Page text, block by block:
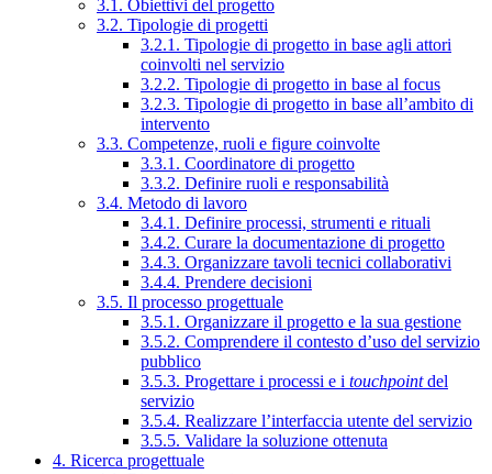
3.1. Obiettivi del progetto
3.2. Tipologie di progetti
3.2.1. Tipologie di progetto in base agli attori
coinvolti nel servizio
3.2.2. Tipologie di progetto in base al focus
3.2.3. Tipologie di progetto in base all’ambito di
intervento
3.3. Competenze, ruoli e figure coinvolte
3.3.1. Coordinatore di progetto
3.3.2. Definire ruoli e responsabilità
3.4. Metodo di lavoro
3.4.1. Definire processi, strumenti e rituali
3.4.2. Curare la documentazione di progetto
3.4.3. Organizzare tavoli tecnici collaborativi
3.4.4. Prendere decisioni
3.5. Il processo progettuale
3.5.1. Organizzare il progetto e la sua gestione
3.5.2. Comprendere il contesto d’uso del servizio
pubblico
3.5.3. Progettare i processi e i touchpointdel
servizio
3.5.4. Realizzare l’interfaccia utente del servizio
3.5.5. Validare la soluzione ottenuta
4. Ricerca progettuale